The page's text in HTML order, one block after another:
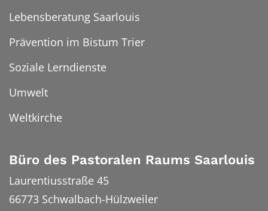
Lebensberatung Saarlouis
Prävention im Bistum Trier
Soziale Lerndienste
Umwelt
Weltkirche
Büro des Pastoralen Raums Saarlouis
Laurentiusstraße 45
66773 Schwalbach-Hülzweiler